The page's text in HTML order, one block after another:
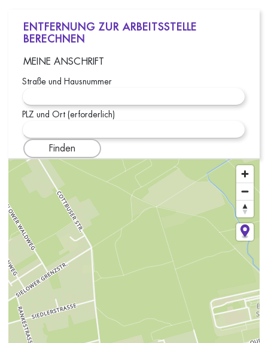
ENTFERNUNG ZUR ARBEITSSTELLE
BERECHNEN
MEINE ANSCHRIFT
Straße und Hausnummer
PLZ und Ort (erforderlich)
Finden